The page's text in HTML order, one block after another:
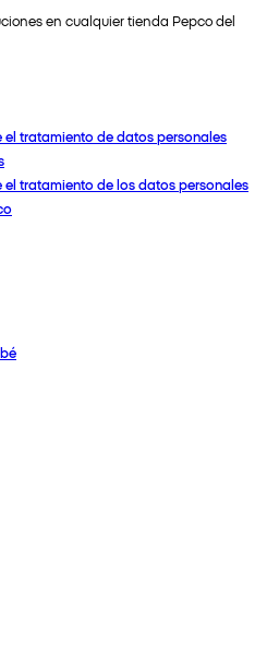
en cualquier tienda Pepco del
tratamiento de datos personales
tratamiento de los datos personales